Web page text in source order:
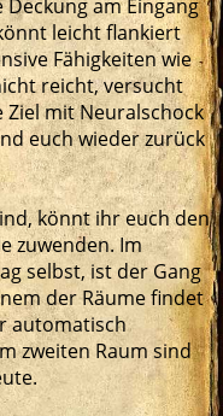
am Eingang
leicht flankiert
Fähigkeiten wie
reicht, versucht
mit Neuralschock
euch wieder zurück
könnt ihr euch den
zuwenden. Im
selbst, ist der Gang
der Räume findet
automatisch
zweiten Raum sind